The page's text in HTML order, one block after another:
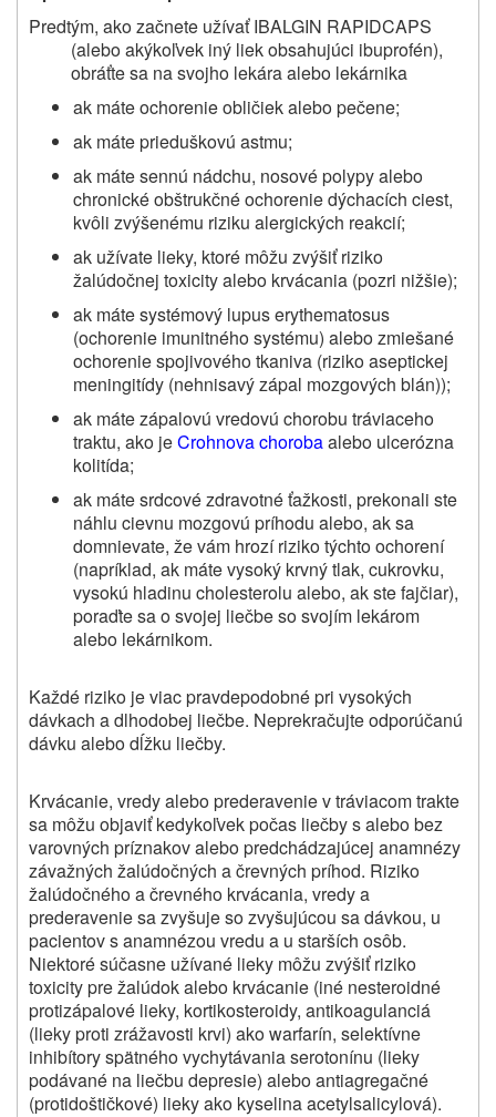
Predtým, ako začnete užívaťIBALGIN RAPIDCAPS
(alebo akýkoľvek iný liek obsahujúci ibuprofén),
obráťte sa na svojho lekára alebo lekárnika
ak máte ochorenie obličiek alebo pečene;
ak máte prieduškovú astmu;
ak máte sennú nádchu, nosové polypy alebo
chronické obštrukčné ochorenie dýchacích ciest,
kvôli zvýšenému riziku alergických reakcií;
ak užívate lieky, ktoré môžu zvýšiť riziko
žalúdočnej toxicity alebo krvácania (pozri nižšie);
ak máte systémový lupus erythematosus
(ochorenie imunitného systému) alebo zmiešané
ochorenie spojivového tkaniva (riziko aseptickej
meningitídy (nehnisavý zápal mozgových blán));
ak máte zápalovú vredovú chorobu tráviaceho
traktu, ako jeCrohnova chorobaalebo ulcerózna
kolitída;
ak máte srdcové zdravotné ťažkosti, prekonali ste
náhlu cievnu mozgovú príhodu alebo, ak sa
domnievate, že vám hrozí riziko týchto ochorení
(napríklad, ak máte vysoký krvný tlak, cukrovku,
vysokú hladinu cholesterolu alebo, ak ste fajčiar),
poraďte sa o svojej liečbe so svojím lekárom
alebo lekárnikom.
Každé riziko je viac pravdepodobné pri vysokých
dávkach a dlhodobej liečbe. Neprekračujte odporúčanú
dávku alebo dĺžku liečby.
Krvácanie, vredy alebo prederavenie v tráviacom trakte
sa môžu objaviť kedykoľvek počas liečby s alebo bez
varovných príznakov alebo predchádzajúcej anamnézy
závažných žalúdočných a črevných príhod. Riziko
žalúdočného a črevného krvácania, vredy a
prederavenie sa zvyšuje so zvyšujúcou sa dávkou, u
pacientov s anamnézou vredu a u starších osôb.
Niektoré súčasne užívané lieky môžu zvýšiť riziko
toxicity pre žalúdok alebo krvácanie (iné nesteroidné
protizápalové lieky, kortikosteroidy, antikoagulanciá
(lieky proti zrážavosti krvi) ako warfarín, selektívne
inhibítory spätného vychytávania serotonínu (lieky
podávané na liečbu depresie) alebo antiagregačné
(protidoštičkové) lieky ako kyselina acetylsalicylová).